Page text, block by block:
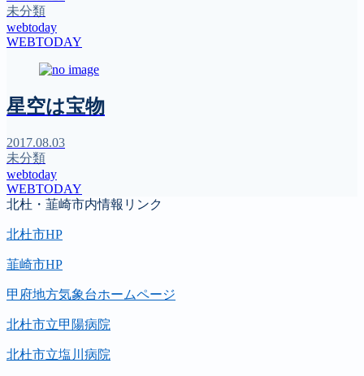
未分類
webtoday
WEBTODAY
星空は宝物
2017.08.03
未分類
webtoday
WEBTODAY
北杜・韮崎市内情報リンク
北杜市HP
韮崎市HP
甲府地方気象台ホームページ
北杜市立甲陽病院
北杜市立塩川病院